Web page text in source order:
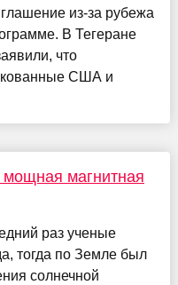
из-за рубежа
В Тегеране
что
США и
магнитная
раз ученые
тогда по Земле был
солнечной